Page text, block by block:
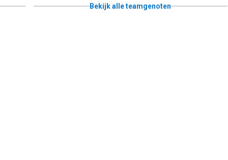
Bekijk alle teamgenoten